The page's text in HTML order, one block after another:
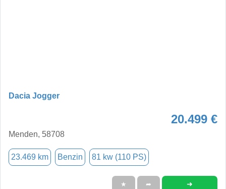
Dacia Jogger
20.499 €
Menden, 58708
23.469 km Benzin 81 kw (110 PS)
★ ➦ ➜